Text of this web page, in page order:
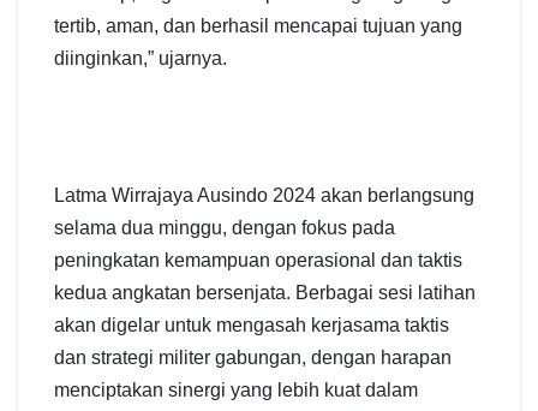
tertib, aman, dan berhasil mencapai tujuan yang
diinginkan,” ujarnya.
Latma Wirrajaya Ausindo 2024 akan berlangsung
selama dua minggu, dengan fokus pada
peningkatan kemampuan operasional dan taktis
kedua angkatan bersenjata. Berbagai sesi latihan
akan digelar untuk mengasah kerjasama taktis
dan strategi militer gabungan, dengan harapan
menciptakan sinergi yang lebih kuat dalam